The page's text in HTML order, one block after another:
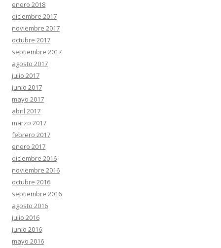
enero 2018
diciembre 2017
noviembre 2017
octubre 2017
septiembre 2017
agosto 2017
julio 2017
junio 2017
mayo 2017
abril 2017
marzo 2017
febrero 2017
enero 2017
diciembre 2016
noviembre 2016
octubre 2016
septiembre 2016
agosto 2016
julio 2016
junio 2016
mayo 2016